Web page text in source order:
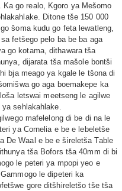
go realo, Kgoro ya Mešomo
Ditone tše 150 000
šoma kudu go feta lewatleng,
fetšego pelo ba be ba aga
go kotama, dithawara tša
dijarata tša mašole bontši
bja meago ya kgale le tšona di
go aga boemakepe ka
letswai meetseng le agilwe
sehlakahlake.
mafelelong di be di na le
ya Cornelia e be e lebeletše
De Waal e be e šireletša Table
tša Bofors tša 40mm di bi
le peteri ya mpopi yeo e
le dipeteri ka
gore ditšhireletšo tše tša